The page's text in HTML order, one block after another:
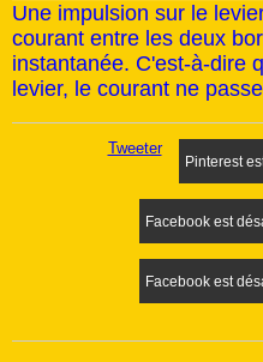
Une impulsion sur le
courant entre les deux
instantanée. C'est-à-dire
levier, le courant ne
Tweeter
Pinterest
Facebook est
Facebook est